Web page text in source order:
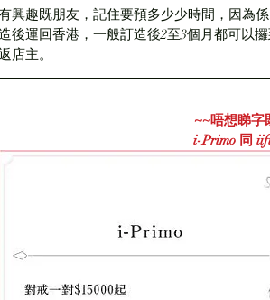
興趣既朋友，記住要預多少少時間，因為
後運回香港，一般訂造後2至3個月都可以
店主。
~~唔想睇字
i-Primo 同